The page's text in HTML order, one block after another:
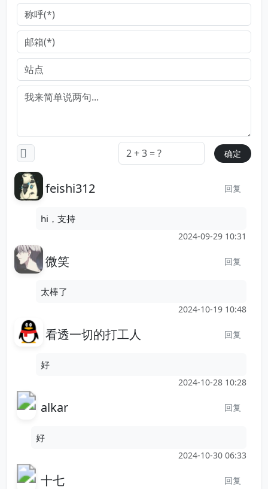
feishi312 回复
hi，支持
2024-09-29 10:31
微笑 回复
太棒了
2024-10-19 10:48
看透一切的打工人 回复
好
2024-10-28 10:28
alkar 回复
好
2024-10-30 06:33
十七 回复